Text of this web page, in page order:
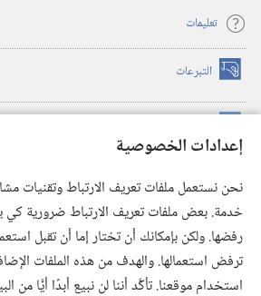
إعدادات الخصوصية
نحن نستعمل ملفات تعريف الارتباط وتقنيات
خدمة. بعض ملفات تعريف الارتباط ضرورية كي
رفضها. ولكن بإمكانك أن تختار إما أن تقبل
ترفض استعمالها. والهدف من هذه الملفات
استخدام موقعنا. تأكَّد أننا لن نبيع أبدًا أيًّا من
تعليمات
التبرعات (يفتح
نافذة
(يفتح
نافذة
(يفتح
نافذة
جديدة) تطبيق ®
JW Library
مكتبة برج المراقبة